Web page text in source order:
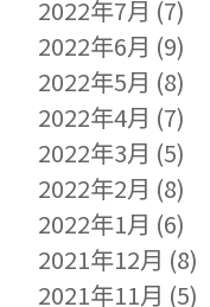
2022年7月 (7)
2022年6月 (9)
2022年5月 (8)
2022年4月 (7)
2022年3月 (5)
2022年2月 (8)
2022年1月 (6)
2021年12月 (8)
2021年11月 (5)